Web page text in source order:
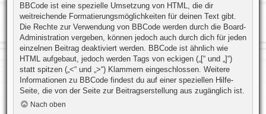
BBCode ist eine spezielle Umsetzung von HTML, die dir
weitreichende Formatierungsmöglichkeiten für deinen Text gibt.
Die Rechte zur Verwendung von BBCode werden durch die Board-
Administration vergeben, können jedoch auch durch dich für jeden
einzelnen Beitrag deaktiviert werden. BBCode ist ähnlich wie
HTML aufgebaut, jedoch werden Tags von eckigen („[“ und „]“)
statt spitzen („<“ und „>“) Klammern eingeschlossen. Weitere
Informationen zu BBCode findest du auf einer speziellen Hilfe-
Seite, die von der Seite zur Beitragserstellung aus zugänglich ist.
Nach oben